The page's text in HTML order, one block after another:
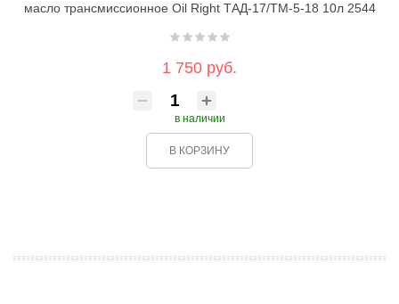
масло трансмиссионное Oil Right ТАД-17/ТМ-5-18 10л 2544
1 750 руб.
в наличии
В КОРЗИНУ